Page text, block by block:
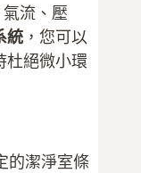
流、壓
統 ，您可以
杜絕微小環
的潔淨室條